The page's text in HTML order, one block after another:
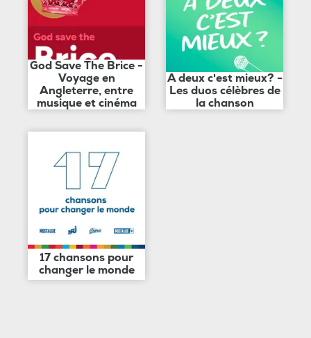
God Save The Brice -
Voyage en
Angleterre, entre
musique et cinéma
A deux c'est mieux? -
Les duos célèbres de
la chanson
17 chansons pour
changer le monde